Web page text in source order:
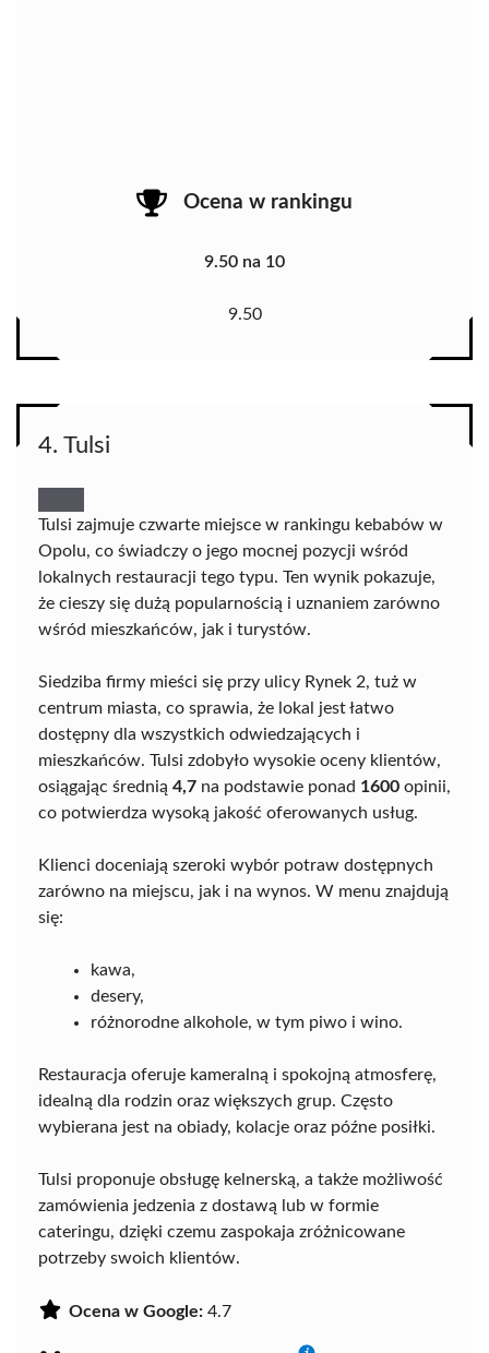
Ocena w rankingu
9.50 na 10
9.50
4. Tulsi
Tulsi zajmuje czwarte miejsce w rankingu kebabów w
Opolu, co świadczy o jego mocnej pozycji wśród
lokalnych restauracji tego typu. Ten wynik pokazuje,
że cieszy się dużą popularnością i uznaniem zarówno
wśród mieszkańców, jak i turystów.
Siedziba firmy mieści się przy ulicy Rynek 2, tuż w
centrum miasta, co sprawia, że lokal jest łatwo
dostępny dla wszystkich odwiedzających i
mieszkańców. Tulsi zdobyło wysokie oceny klientów,
osiągając średnią 4,7 na podstawie ponad 1600 opinii,
co potwierdza wysoką jakość oferowanych usług.
Klienci doceniają szeroki wybór potraw dostępnych
zarówno na miejscu, jak i na wynos. W menu znajdują
się:
kawa,
desery,
różnorodne alkohole, w tym piwo i wino.
Restauracja oferuje kameralną i spokojną atmosferę,
idealną dla rodzin oraz większych grup. Często
wybierana jest na obiady, kolacje oraz późne posiłki.
Tulsi proponuje obsługę kelnerską, a także możliwość
zamówienia jedzenia z dostawą lub w formie
cateringu, dzięki czemu zaspokaja zróżnicowane
potrzeby swoich klientów.
Ocena w Google: 4.7